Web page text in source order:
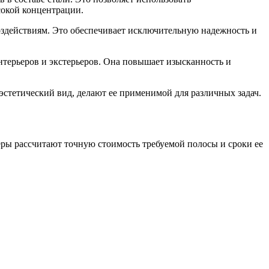
концентрации.
Это обеспечивает исключительную надежность и
и экстерьеров. Она повышает изысканность и
вид, делают ее применимой для различных задач.
рассчитают точную стоимость требуемой полосы и сроки ее